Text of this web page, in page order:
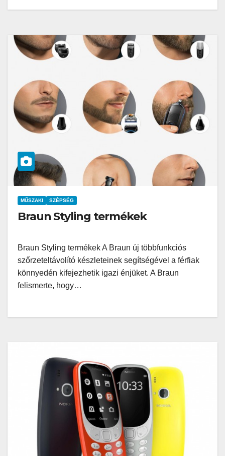
MŰSZAKI SZÉPSÉG
Braun Styling termékek
Braun Styling termékek A Braun új többfunkciós
szőrzeteltávolító készleteinek segítségével a férfiak
könnyedén kifejezhetik igazi énjüket. A Braun
felismerte, hogy…